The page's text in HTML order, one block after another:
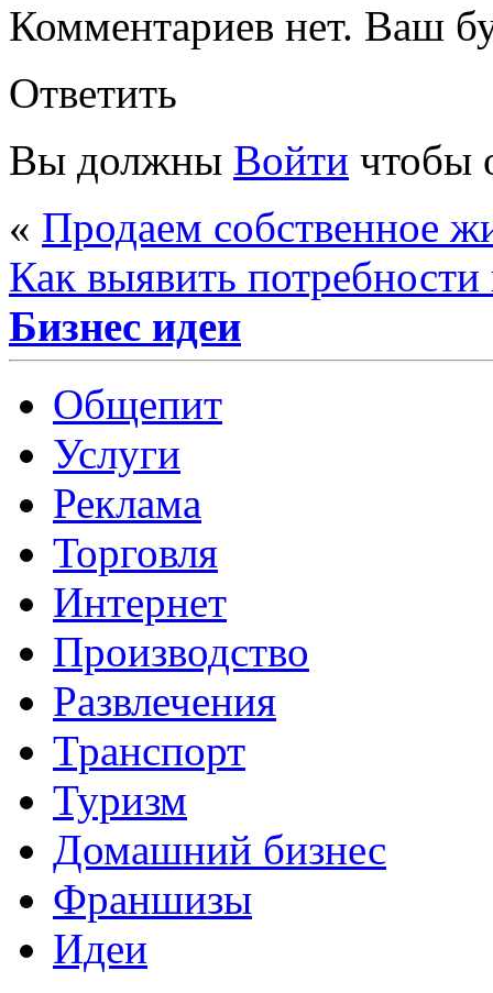
Комментариев нет. Ваш
Ответить
Вы должны Войти чтобы
« Продаем собственное
Как выявить потребности
Бизнес идеи
Общепит
Услуги
Реклама
Торговля
Интернет
Производство
Развлечения
Транспорт
Туризм
Домашний бизнес
Франшизы
Идеи